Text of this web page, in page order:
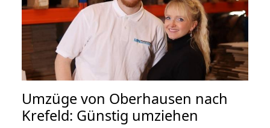
Umzüge von Oberhausen nach
Krefeld: Günstig umziehen